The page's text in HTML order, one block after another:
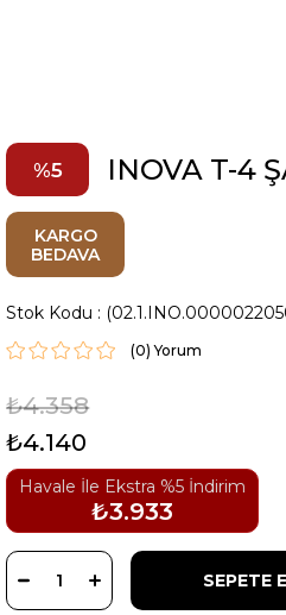
5 INOVA T-4
KARGO
BEDAVA
Stok Kodu
(0)
₺4.358
₺4.140
Havale İle Ekstra %5 İndirim
₺3.933